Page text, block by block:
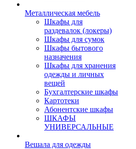
Металлическая мебель
Шкафы для
раздевалок (локеры)
Шкафы для сумок
Шкафы бытового
назначения
Шкафы для хранения
одежды и личных
вещей
Бухгалтерские шкафы
Картотеки
Абонентские шкафы
ШКАФЫ
УНИВЕРСАЛЬНЫЕ
Вешала для одежды